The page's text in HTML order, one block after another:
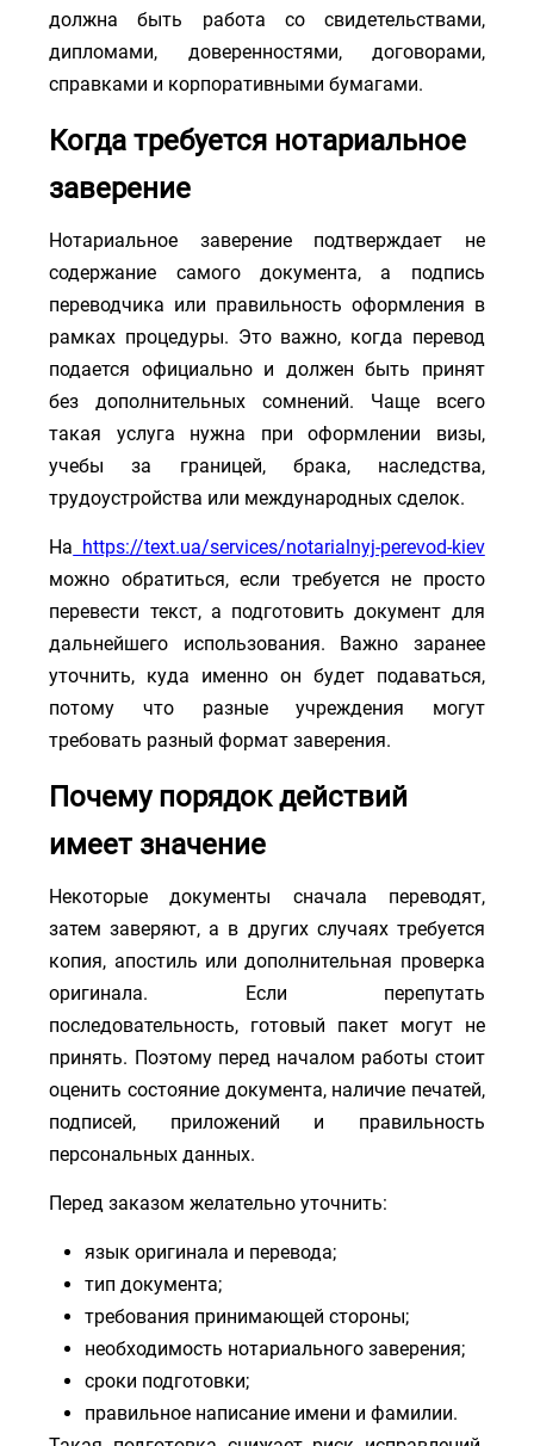
должна быть работа со свидетельствами,
дипломами, доверенностями, договорами,
справками и корпоративными бумагами.
Когда требуется нотариальное
заверение
Нотариальное заверение подтверждает не
содержание самого документа, а подпись
переводчика или правильность оформления в
рамках процедуры. Это важно, когда перевод
подается официально и должен быть принят
без дополнительных сомнений. Чаще всего
такая услуга нужна при оформлении визы,
учебы за границей, брака, наследства,
трудоустройства или международных сделок.
На https://text.ua/services/notarialnyj-perevod-kiev
можно обратиться, если требуется не просто
перевести текст, а подготовить документ для
дальнейшего использования. Важно заранее
уточнить, куда именно он будет подаваться,
потому что разные учреждения могут
требовать разный формат заверения.
Почему порядок действий
имеет значение
Некоторые документы сначала переводят,
затем заверяют, а в других случаях требуется
копия, апостиль или дополнительная проверка
оригинала. Если перепутать
последовательность, готовый пакет могут не
принять. Поэтому перед началом работы стоит
оценить состояние документа, наличие печатей,
подписей, приложений и правильность
персональных данных.
Перед заказом желательно уточнить:
язык оригинала и перевода;
тип документа;
требования принимающей стороны;
необходимость нотариального заверения;
сроки подготовки;
правильное написание имени и фамилии.